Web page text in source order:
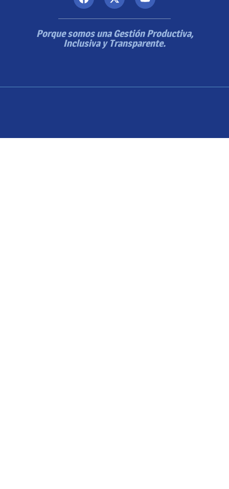
Porque somos una Gestión Productiva,
Inclusiva y Transparente.